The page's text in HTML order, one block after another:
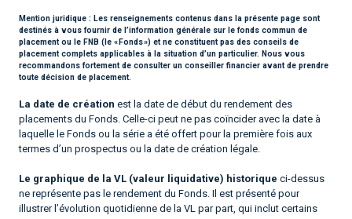
Mention juridique : Les renseignements contenus dans la présente page sont
destinés à vous fournir de l’information générale sur le fonds commun de
placement ou le FNB (le « Fonds ») et ne constituent pas des conseils de
placement complets applicables à la situation d’un particulier. Nous vous
recommandons fortement de consulter un conseiller financier avant de prendre
toute décision de placement.
La date de création est la date de début du rendement des
placements du Fonds. Celle-ci peut ne pas coïncider avec la date à
laquelle le Fonds ou la série a été offert pour la première fois aux
termes d’un prospectus ou la date de création légale.
Le graphique de la VL (valeur liquidative) historique ci-dessus
ne représente pas le rendement du Fonds. Il est présenté pour
illustrer l’évolution quotidienne de la VL par part, qui inclut certains